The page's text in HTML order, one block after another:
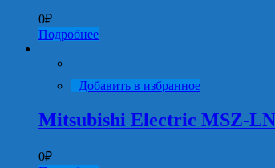
0₽
Подробнее
Добавить в избранное
Mitsubishi Electric MSZ-
0₽